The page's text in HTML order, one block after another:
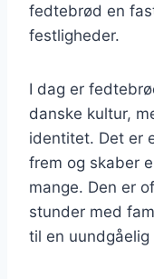
fedtebrød en
festligheder.
I dag er
danske kultur,
identitet. Det er
frem og skaber
mange. Den er
stunder med
til en